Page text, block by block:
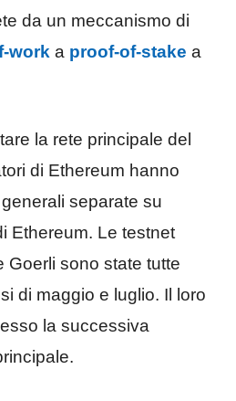
da un meccanismo di
work a proof-of-stake a
la rete principale del
di Ethereum hanno
separate su
Ethereum. Le testnet
Goerli sono state tutte
di maggio e luglio. Il loro
la successiva